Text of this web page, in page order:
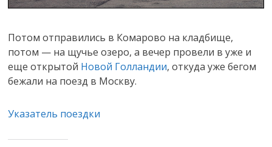
Потом отправились в Комарово на кладбище,
потом — на щучье озеро, а вечер провели в уже и
еще открытой Новой Голландии, откуда уже бегом
бежали на поезд в Москву.
Указатель поездки